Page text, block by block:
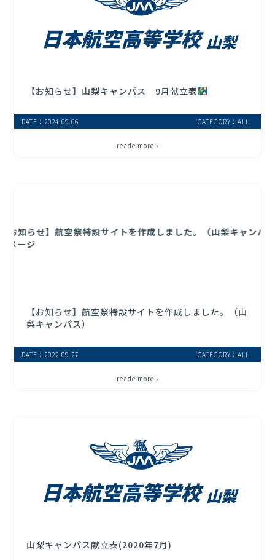
【お知らせ】山梨キャンパス 9月献立表
DATE：2024.09.06 CATEGORY：ALL
reade more ›
【お知らせ】航空祭特設サイトを作成しました。（山
梨キャンパス）
DATE：2022.09.27 CATEGORY：ALL
reade more ›
山梨キャンパス献立表(2020年7月)